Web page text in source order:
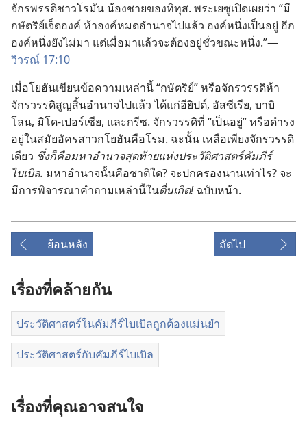
จักรพรรดิ​ชาว​โรมัน น้อง​ชาย​ของ​ทิทุส. พระ​เยซู​เปิด​เผย​ว่า “มี​
กษัตริย์​เจ็ด​องค์ ห้า​องค์​หมด​อำนาจ​ไป​แล้ว องค์​หนึ่ง​เป็น​อยู่ อีก​
องค์​หนึ่ง​ยัง​ไม่​มา แต่​เมื่อ​มา​แล้ว​จะ​ต้อง​อยู่​ชั่ว​ขณะ​หนึ่ง.”—
วิวรณ์ 17:10
เมื่อ​โยฮัน​เขียน​ข้อ​ความ​เหล่า​นี้ “กษัตริย์” หรือ​จักรวรรดิ​ห้า​
จักรวรรดิ​สูญ​สิ้น​อำนาจ​ไป​แล้ว ได้​แก่​อียิปต์, อัสซีเรีย, บาบิ
โลน, มิโด-เปอร์เซีย, และ​กรีซ. จักรวรรดิ​ที่ “เป็น​อยู่” หรือ​ดำรง​
อยู่​ใน​สมัย​อัครสาวก​โยฮัน​คือ​โรม. ฉะนั้น เหลือ​เพียง​จักรวรรดิ​
เดียว ซึ่ง​ก็​คือ​มหาอำนาจ​สุด​ท้าย​แห่ง​ประวัติศาสตร์​คัมภีร์​
ไบเบิล. มหาอำนาจ​นั้น​คือ​ชาติ​ใด? จะ​ปกครอง​นาน​เท่า​ไร? จะ​
มี​การ​พิจารณา​คำ​ถาม​เหล่า​นี้​ใน​ตื่นเถิด!ฉบับ​หน้า.
ย้อนหลัง ถัดไป
เรื่องที่คล้ายกัน
ประวัติศาสตร์ในคัมภีร์ไบเบิลถูกต้องแม่นยำ
ประวัติศาสตร์กับคัมภีร์ไบเบิล
เรื่องที่คุณอาจสนใจ